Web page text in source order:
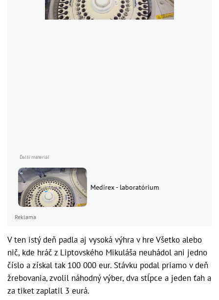
Medirex - laboratórium
Reklama
V ten istý deň padla aj vysoká výhra v hre Všetko alebo
nič, kde hráč z Liptovského Mikuláša neuhádol ani jedno
číslo a získal tak 100 000 eur. Stávku podal priamo v deň
žrebovania, zvolil náhodný výber, dva stĺpce a jeden ťah a
za tiket zaplatil 3 eurá.